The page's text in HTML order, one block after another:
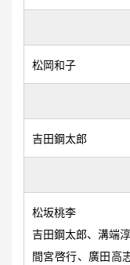
松岡和子
吉田鋼太郎
松坂桃李
吉田鋼太郎、溝端
間宮啓行、廣田高